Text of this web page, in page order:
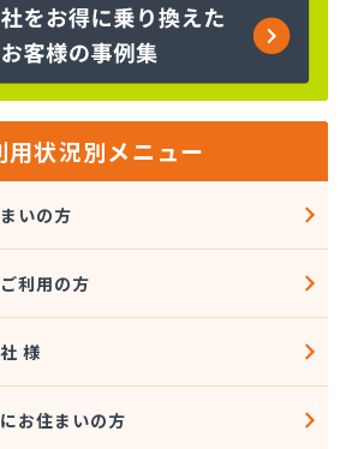
フ株式会社 一色営業所
株式会社 江南営業所
株式会社 三河営業所
株式会社 豊川営業所
社
社 愛知西支店
社
容器検査工場
用状況別メニュー
いの方
利用の方
様
お住まいの方